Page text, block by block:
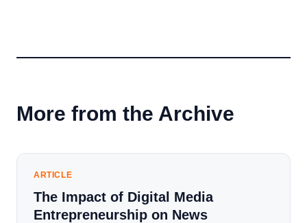
More from the Archive
ARTICLE
The Impact of Digital Media
Entrepreneurship on News